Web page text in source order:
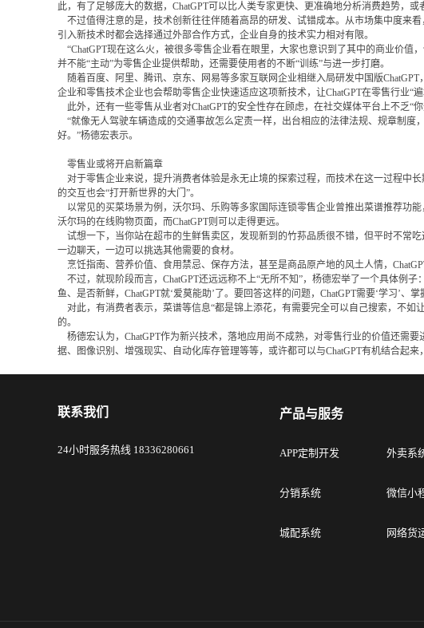
此，有了足够庞大的数据，ChatGPT可以比人类专家更快、更准确地分析消费趋势，或
不过值得注意的是，技术创新往往伴随着高昂的研发、试错成本。从市场集中度来
引入新技术时都会选择通过外部合作方式，企业自身的技术实力相对有限。
“ChatGPT现在这么火，被很多零售企业看在眼里，大家也意识到了其中的商业价值
并不能“主动”为零售企业提供帮助，还需要使用者的不断“训练”与进一步打磨。
随着百度、阿里、腾讯、京东、网易等多家互联网企业相继入局研发中国版
企业和零售技术企业也会帮助零售企业快速适应这项新技术，让ChatGPT在零售行业“遍
此外，还有一些零售从业者对ChatGPT的安全性存在顾虑，在社交媒体平台上不乏“
“就像无人驾驶车辆造成的交通事故怎么定责一样，出台相应的法律法规、规章制度
好。”杨德宏表示。
零售业或将开启新篇章
对于零售企业来说，提升消费者体验是永无止境的探索过程，而技术在这一过程中
的交互也会“打开新世界的大门”。
以常见的买菜场景为例，沃尔玛、乐购等多家国际连锁零售企业曾推出菜谱推荐功
沃尔玛的在线购物页面，而ChatGPT则可以走得更远。
试想一下，当你站在超市的生鲜售卖区，发现新到的竹荪品质很不错，但平时不常
一边聊天，一边可以挑选其他需要的食材。
烹饪指南、营养价值、食用禁忌、保存方法，甚至是商品原产地的风土人情，
不过，就现阶段而言，ChatGPT还远远称不上“无所不知”，杨德宏举了一个具体例
鱼、是否新鲜，ChatGPT就‘爱莫能助’了。要回答这样的问题，ChatGPT需要‘学习’
对此，有消费者表示，菜谱等信息“都是锦上添花，有需要完全可以自己搜索，不如
的。
杨德宏认为，ChatGPT作为新兴技术，落地应用尚不成熟，对零售行业的价值还需
据、图像识别、增强现实、自动化库存管理等等，或许都可以与ChatGPT有机结合起来
联系我们
24小时服务热线 18336280661
产品与服务
APP定制开发 外卖系
分销系统 微信小
城配系统 网络货